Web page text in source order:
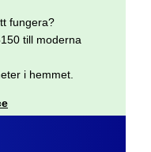
fungera?
till moderna
i hemmet.